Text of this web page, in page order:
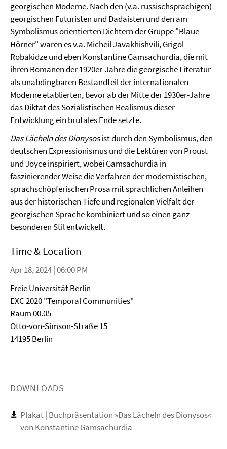
georgischen Moderne. Nach den (v.a. russischsprachigen)
georgischen Futuristen und Dadaisten und den am
Symbolismus orientierten Dichtern der Gruppe "Blaue
Hörner" waren es v.a. Micheil Javakhishvili, Grigol
Robakidze und eben Konstantine Gamsachurdia, die mit
ihren Romanen der 1920er-Jahre die georgische Literatur
als unabdingbaren Bestandteil der internationalen
Moderne etablierten, bevor ab der Mitte der 1930er-Jahre
das Diktat des Sozialistischen Realismus dieser
Entwicklung ein brutales Ende setzte.
Das Lächeln des Dionysosist durch den Symbolismus, den
deutschen Expressionismus und die Lektüren von Proust
und Joyce inspiriert, wobei Gamsachurdia in
faszinierender Weise die Verfahren der modernistischen,
sprachschöpferischen Prosa mit sprachlichen Anleihen
aus der historischen Tiefe und regionalen Vielfalt der
georgischen Sprache kombiniert und so einen ganz
besonderen Stil entwickelt.
Time & Location
Apr 18, 2024 | 06:00 PM
Freie Universität Berlin
EXC 2020 "Temporal Communities"
Raum 00.05
Otto-von-Simson-Straße 15
14195 Berlin
DOWNLOADS
Plakat | Buchpräsentation »Das Lächeln des Dionysos«
von Konstantine Gamsachurdia